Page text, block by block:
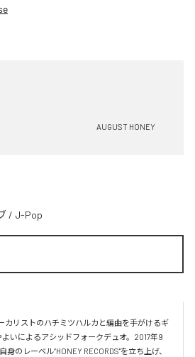
AUGUST HONEY
/ J-Pop
カリストのハチミツハルカと編曲を手がけるギ
いによるアシッドフォークデュオ。2017年9
のレーベル”HONEY RECORDS"を立ち上げ、